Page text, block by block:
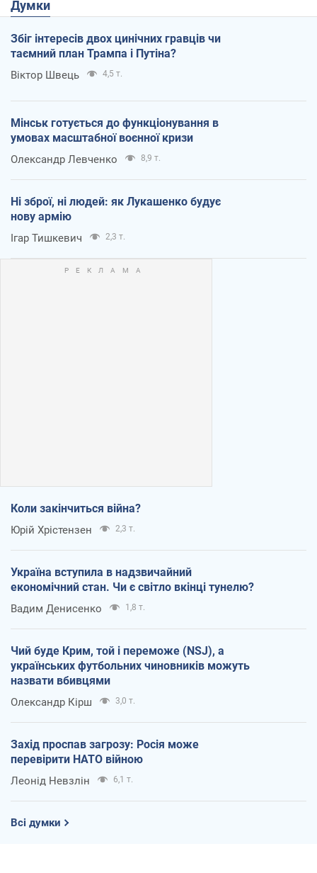
Думки
Збіг інтересів двох цинічних гравців чи
таємний план Трампа і Путіна?
Віктор Швець 4,5 т.
Мінськ готується до функціонування в
умовах масштабної воєнної кризи
Олександр Левченко 8,9 т.
Ні зброї, ні людей: як Лукашенко будує
нову армію
Ігар Тишкевич 2,3 т.
Коли закінчиться війна?
Юрій Хрістензен 2,3 т.
Україна вступила в надзвичайний
економічний стан. Чи є світло вкінці тунелю?
Вадим Денисенко 1,8 т.
Чий буде Крим, той і переможе (NSJ), а
українських футбольних чиновників можуть
назвати вбивцями
Олександр Кірш 3,0 т.
Захід проспав загрозу: Росія може
перевірити НАТО війною
Леонід Невзлін 6,1 т.
Всі думки